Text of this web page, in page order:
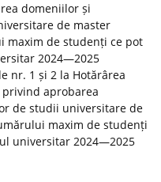
domeniilor și
de master
maxim de studenți ce pot
2024—2025
nr. 1 și 2 la Hotărârea
aprobarea
de studii universitare de
maxim de studenți
universitar 2024—2025